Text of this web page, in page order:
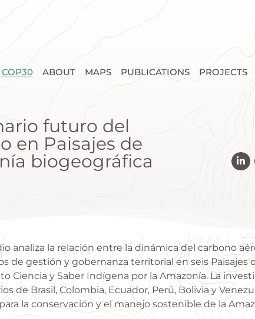
Environmental Information
COP30 ABOUT MAPS PUBLICATIONS PROJECTS
futuro del
en Paisajes de
biogeográfica
analiza la relación entre la dinámica del carbono
de gestión y gobernanza territorial en seis Paisajes
Ciencia y Saber Indígena por la Amazonía. La
de Brasil, Colombia, Ecuador, Perú, Bolivia y
la conservación y el manejo sostenible de la